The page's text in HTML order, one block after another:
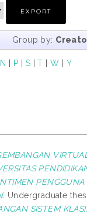
Group by:
N | P | S |T |W | Y
Undergraduate
SISTEM